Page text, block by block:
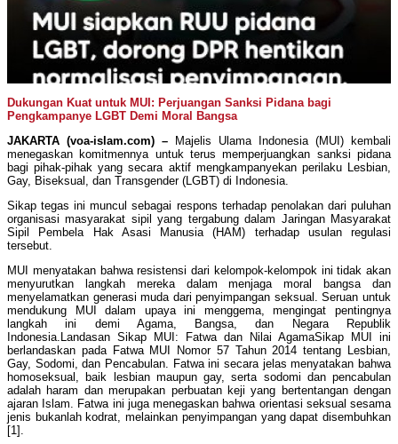
Dukungan Kuat untuk MUI: Perjuangan Sanksi Pidana bagi
Pengkampanye LGBT Demi Moral Bangsa
JAKARTA (voa-islam.com) – Majelis Ulama Indonesia (MUI) kembali
menegaskan komitmennya untuk terus memperjuangkan sanksi pidana
bagi pihak-pihak yang secara aktif mengkampanyekan perilaku Lesbian,
Gay, Biseksual, dan Transgender (LGBT) di Indonesia.
Sikap tegas ini muncul sebagai respons terhadap penolakan dari puluhan
organisasi masyarakat sipil yang tergabung dalam Jaringan Masyarakat
Sipil Pembela Hak Asasi Manusia (HAM) terhadap usulan regulasi
tersebut.
MUI menyatakan bahwa resistensi dari kelompok-kelompok ini tidak akan
menyurutkan langkah mereka dalam menjaga moral bangsa dan
menyelamatkan generasi muda dari penyimpangan seksual. Seruan untuk
mendukung MUI dalam upaya ini menggema, mengingat pentingnya
langkah ini demi Agama, Bangsa, dan Negara Republik
Indonesia.Landasan Sikap MUI: Fatwa dan Nilai AgamaSikap MUI ini
berlandaskan pada Fatwa MUI Nomor 57 Tahun 2014 tentang Lesbian,
Gay, Sodomi, dan Pencabulan. Fatwa ini secara jelas menyatakan bahwa
homoseksual, baik lesbian maupun gay, serta sodomi dan pencabulan
adalah haram dan merupakan perbuatan keji yang bertentangan dengan
ajaran Islam. Fatwa ini juga menegaskan bahwa orientasi seksual sesama
jenis bukanlah kodrat, melainkan penyimpangan yang dapat disembuhkan
[1].